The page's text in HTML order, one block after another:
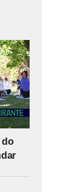
do